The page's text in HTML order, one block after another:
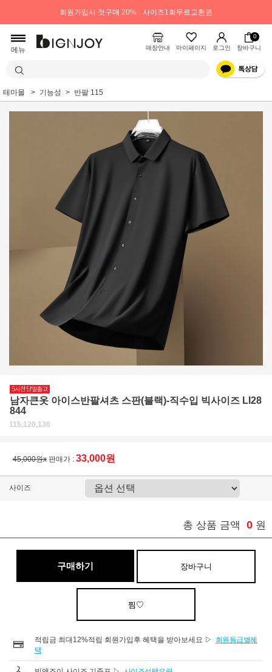
회원가입시 첫구매 20% 사이즈1회무료교환권
메뉴 매장안내 마이페이지 로그인
0
장바구니
테마몰 기능성 반팔 115
남자큰옷 아이스반팔셔츠 스판(블랙)-직수입 빅사이즈 LI28
844
115,120,130
45,000원x 판매가 : 33,000원
사이즈
총 상품 금액 0 원
구매하기 장바구니
찜♡
적립금 최대12%적립 회원가입후 혜택을 받아보세요 ▷
회원등급별혜
택